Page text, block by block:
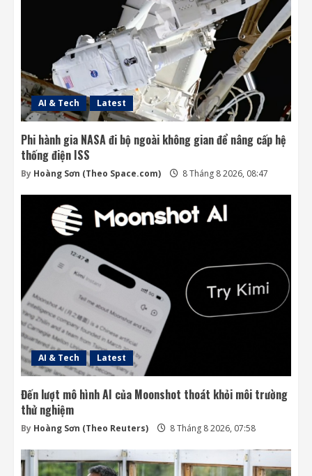
AI & Tech Latest
Phi hành gia NASA đi bộ ngoài không gian để nâng cấp hệ
thống điện ISS
By Hoàng Sơn (Theo Space.com) 8 Tháng 8 2026, 08:47
AI & Tech Latest
Đến lượt mô hình AI của Moonshot thoát khỏi môi trường
thử nghiệm
By Hoàng Sơn (Theo Reuters) 8 Tháng 8 2026, 07:58